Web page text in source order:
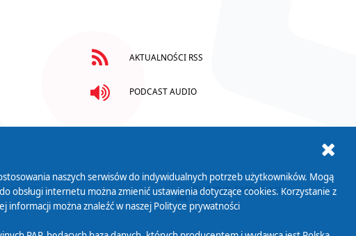
AKTUALNOŚCI RSS
PODCAST AUDIO
DAB+
Biuletyn Informacji
Publicznej
naszych serwisów do indywidualnych potrzeb użytkowników. Mogą
obsługi internetu można zmienić ustawienia dotyczące cookies. Korzystanie z
informacji można znaleźć w naszej Polityce prywatności